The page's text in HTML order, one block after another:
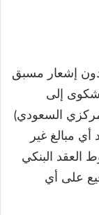
إشعار مسبق
شكوى إلى
السعودي)
مبالغ غير
البنكي
على أي